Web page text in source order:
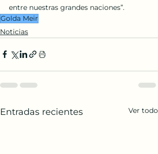
entre nuestras grandes naciones”.
Golda Meir
Noticias
Entradas recientes Ver todo